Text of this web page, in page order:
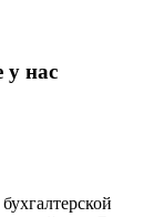
у нас